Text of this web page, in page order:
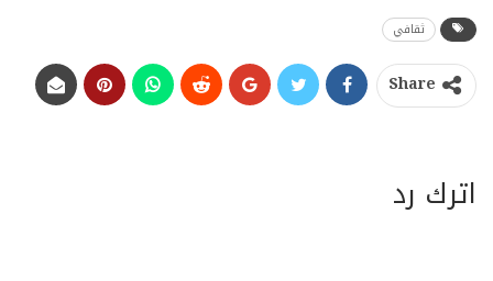
ثقافي
Share
اترك رد